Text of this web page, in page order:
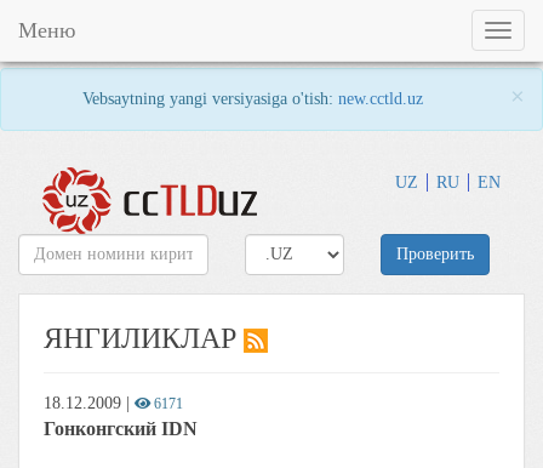
Vebsaytning yangi versiyasiga o'tish: new.cctld.uz ×
UZ RU EN
Toggle
Меню
Проверить
ЯНГИЛИКЛАР
18.12.2009 6171
Гонконгский IDN